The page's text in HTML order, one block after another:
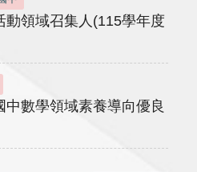
動領域召集人(115學年度
數學領域素養導向優良